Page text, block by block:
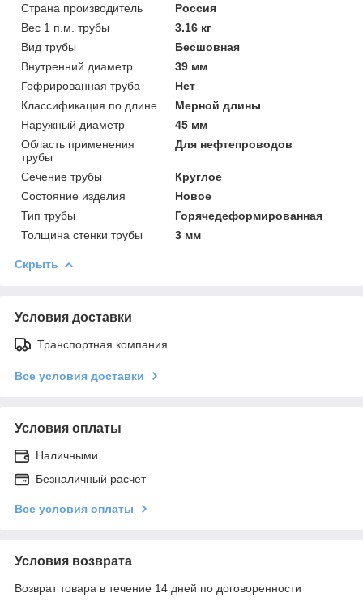
Страна производитель
Россия
Вес 1 п.м. трубы
3.16 кг
Вид трубы
Бесшовная
Внутренний диаметр
39 мм
Гофрированная труба
Нет
Классификация по длине
Мерной длины
Наружный диаметр
45 мм
Область применения
трубы
Для нефтепроводов
Сечение трубы
Круглое
Состояние изделия
Новое
Тип трубы
Горячедеформированная
Толщина стенки трубы
3 мм
Скрыть
Условия доставки
Транспортная компания
Все условия доставки
Условия оплаты
Наличными
Безналичный расчет
Все условия оплаты
Условия возврата
Возврат товара в течение 14 дней по договоренности